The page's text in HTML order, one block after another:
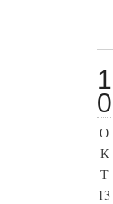
1
0
О
К
Т
13